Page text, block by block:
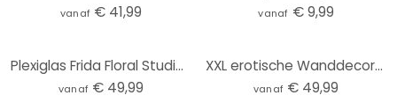
vanaf € 41,99 vanaf € 9,99
Plexiglas Frida Floral Studio - Twiggy Surprise
vanaf € 49,99
XXL erotische Wanddecoratie
vanaf € 49,99